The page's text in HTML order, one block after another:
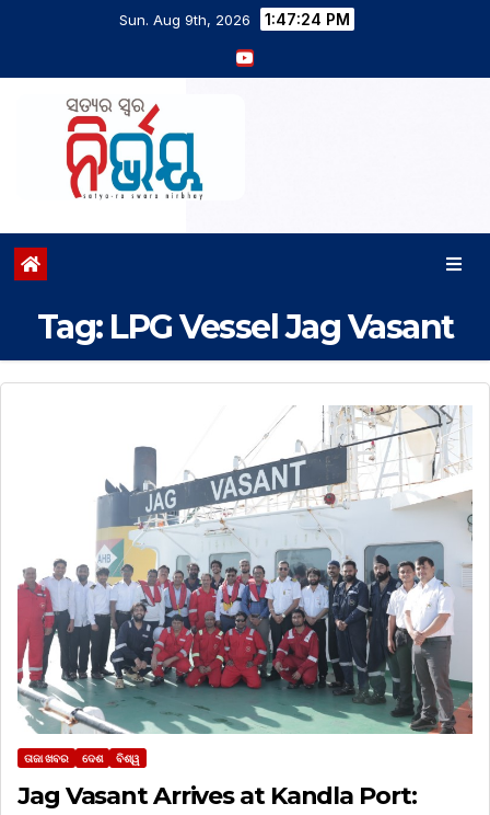
Sun. Aug 9th, 2026 1:47:25 PM
Tag: LPG Vessel Jag Vasant
ତାଜା ଖବର ଦେଶ ବିଶ୍ୱ
Jag Vasant Arrives at Kandla Port: